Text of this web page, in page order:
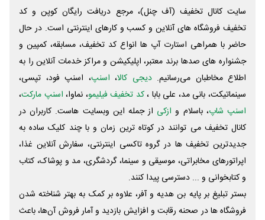
سایت کانال تخفیف (آف چنل)، مرجع دریافت رایگان کوپن و کد
تخفیف فروشگاه های آنلاین و کسب و‌ کارهای اینترنتی است. در حال
حاضر با همراهی استارت آپ ها انواع کد تخفیف، مسابقه، کمپین و
جشنواره های صدها برند معتبر، اپلیکیشن و مراکز خدمات آنلاین را به
اطلاع مخاطبان می‌رسانیم. دیجی کالا، اسنپ، اسنپ فود، تپسی،
سینماتیکت، بانی مد، علی‌ بابا ،کد تخفیف فیلیمو، نماوا، اسنپ مارکت،
اسنپ شاپ، باسلام و ازکی از جمله این وبسایت ‌هاست. کاربران در
کانال تخفیف می توانند در کوتاه ترین زمان و با چند کلیک ساده به
جدیدترین تخفیف ها در گروه تاکسی اینترنتی، سفارش آنلاین غذا،
اپراتورهای مخابراتی، موسیقی و سینما، گردشگری، مد و پوشاک، کتاب
و کتابخوانی و ... دسترسی پیدا کنند.
بستر تبلیغ بر پایه بن هدیه و آفر، علاوه بر کمک به بهتر شناخته شدن
فروشگاه ها در صحنه رقابت و افزایش بازدید و آمار فروش آن‌ها، باعث